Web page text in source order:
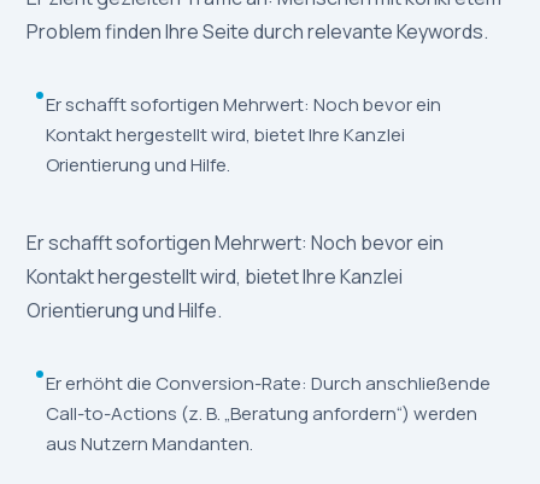
Problem finden Ihre Seite durch relevante Keywords.
Er schafft sofortigen Mehrwert: Noch bevor ein
Kontakt hergestellt wird, bietet Ihre Kanzlei
Orientierung und Hilfe.
Er schafft sofortigen Mehrwert: Noch bevor ein
Kontakt hergestellt wird, bietet Ihre Kanzlei
Orientierung und Hilfe.
Er erhöht die Conversion-Rate: Durch anschließende
Call-to-Actions (z. B. „Beratung anfordern“) werden
aus Nutzern Mandanten.